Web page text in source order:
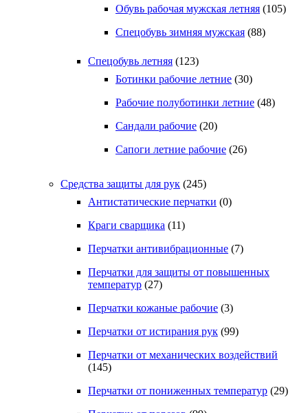
Обувь рабочая мужская летняя (105)
Спецобувь зимняя мужская (88)
Спецобувь летняя (123)
Ботинки рабочие летние (30)
Рабочие полуботинки летние (48)
Сандали рабочие (20)
Сапоги летние рабочие (26)
Средства защиты для рук (245)
Антистатические перчатки (0)
Краги сварщика (11)
Перчатки антивибрационные (7)
Перчатки для защиты от повышенных
температур (27)
Перчатки кожаные рабочие (3)
Перчатки от истирания рук (99)
Перчатки от механических воздействий
(145)
Перчатки от пониженных температур (29)